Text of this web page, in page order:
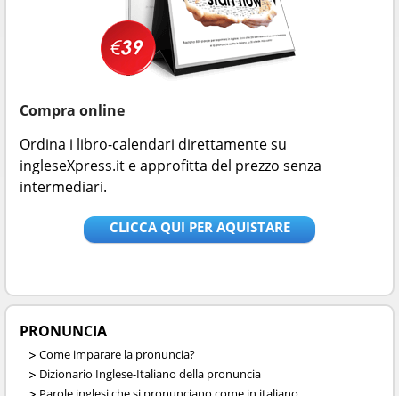
Compra online
Ordina i libro-calendari direttamente su
ingleseXpress.it e approfitta del prezzo senza
intermediari.
CLICCA QUI PER AQUISTARE
PRONUNCIA
Come imparare la pronuncia?
Dizionario Inglese-Italiano della pronuncia